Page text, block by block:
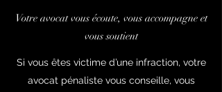
Votre avocat vous écoute, vous accompagne et
vous soutient
Si vous êtes victime d’une infraction, votre
avocat pénaliste vous conseille, vous